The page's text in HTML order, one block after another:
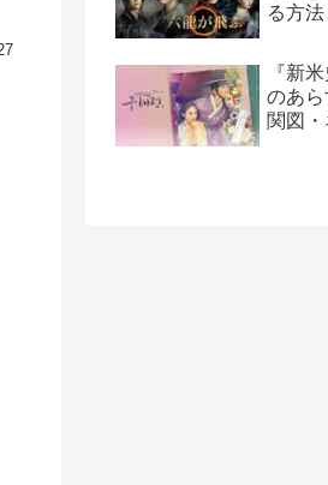
る方
『新
のあ
関図